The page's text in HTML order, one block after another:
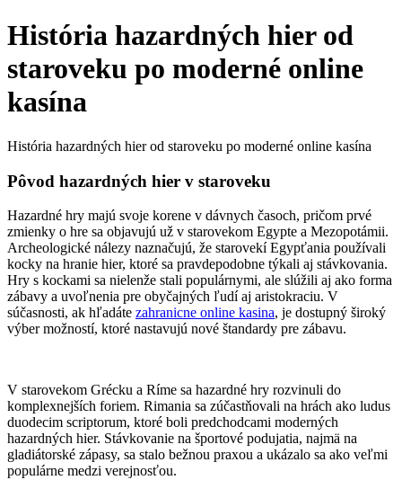
História hazardných hier od
staroveku po moderné online
kasína
História hazardných hier od staroveku po moderné online kasína
Pôvod hazardných hier v staroveku
Hazardné hry majú svoje korene v dávnych časoch, pričom prvé
zmienky o hre sa objavujú už v starovekom Egypte a Mezopotámii.
Archeologické nálezy naznačujú, že starovekí Egypťania používali
kocky na hranie hier, ktoré sa pravdepodobne týkali aj stávkovania.
Hry s kockami sa nielenže stali populárnymi, ale slúžili aj ako forma
zábavy a uvoľnenia pre obyčajných ľudí aj aristokraciu. V
súčasnosti, ak hľadáte zahranicne online kasina, je dostupný široký
výber možností, ktoré nastavujú nové štandardy pre zábavu.
V starovekom Grécku a Ríme sa hazardné hry rozvinuli do
komplexnejších foriem. Rimania sa zúčastňovali na hrách ako ludus
duodecim scriptorum, ktoré boli predchodcami moderných
hazardných hier. Stávkovanie na športové podujatia, najmä na
gladiátorské zápasy, sa stalo bežnou praxou a ukázalo sa ako veľmi
populárne medzi verejnosťou.